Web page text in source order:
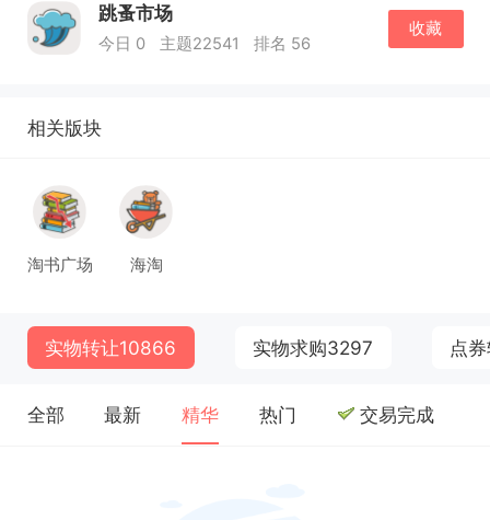
跳蚤市场
今日 0 主题22541 排名 56
收藏
相关版块
淘书广场 海淘
实物转让10866 实物求购3297 点
全部 最新 精华 热门 交易完成